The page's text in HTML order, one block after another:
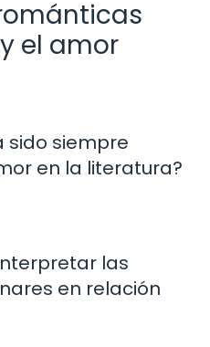
el amor
sido siempre
en la literatura?
las
en relación